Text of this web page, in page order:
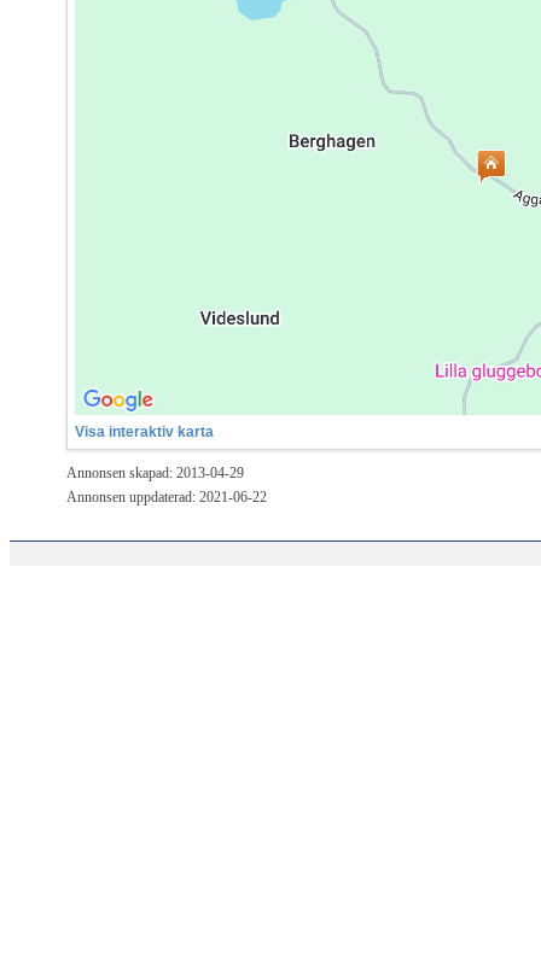
Visa interaktiv karta
Annonsen skapad: 2013-04-29
Annonsen uppdaterad: 2021-06-22